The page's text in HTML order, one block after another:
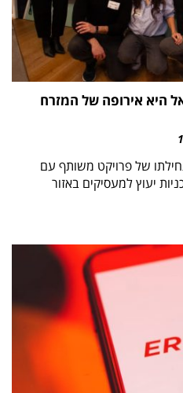
היא אירופה של המזרח
של פרויקט משותף עם
יעוץ למעסיקים באזור